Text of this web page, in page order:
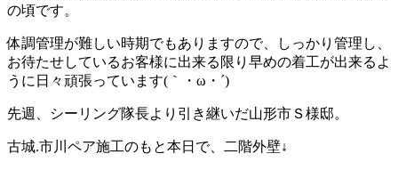
の頃です。
体調管理が難しい時期でもありますので、しっかり管理し、
お待たせしているお客様に出来る限り早めの着工が出来るよ
うに日々頑張っています(｀・ω・´)ゞ
先週、シーリング隊長より引き継いだ山形市Ｓ様邸。
古城.市川ペア施工のもと本日で、二階外壁↓